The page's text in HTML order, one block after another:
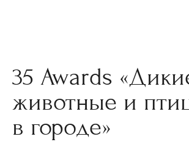
35 Awards
животные и
в городе»